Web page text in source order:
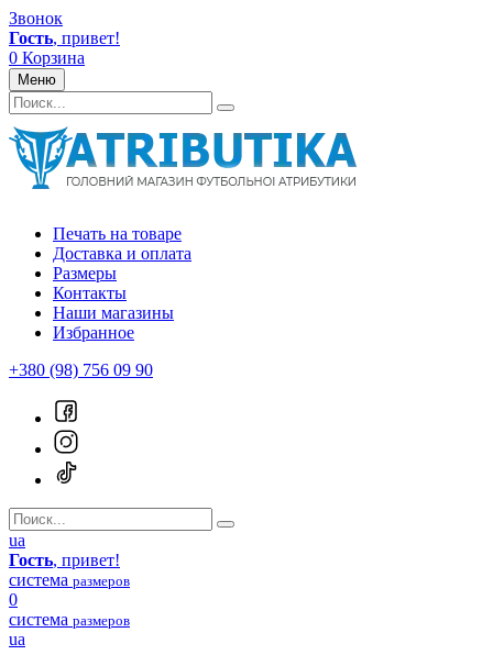
Звонок
Гость, привет!
0 Корзина
Меню
Печать на товаре
Доставка и оплата
Размеры
Контакты
Наши магазины
Избранное
+380 (98) 756 09 90
ua
Гость, привет!
система размеров
0
система размеров
ua